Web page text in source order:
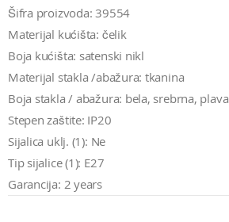
Šifra proizvoda: 39554
Materijal kućišta: čelik
Boja kućišta: satenski nikl
Materijal stakla /abažura: tkanina
Boja stakla / abažura: bela, srebrna, plava
Stepen zaštite: IP20
Sijalica uklj. (1): Ne
Tip sijalice (1): E27
Garancija: 2 years